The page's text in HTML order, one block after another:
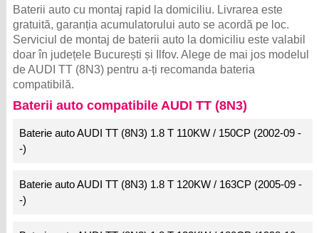
Baterii auto cu montaj rapid la domiciliu. Livrarea este
gratuită, garanția acumulatorului auto se acordă pe loc.
Serviciul de montaj de baterii auto la domiciliu este valabil
doar în județele București și Ilfov. Alege de mai jos modelul
de AUDI TT (8N3) pentru a-ți recomanda bateria
compatibilă.
Baterii auto compatibile AUDI TT (8N3)
Baterie auto AUDI TT (8N3) 1.8 T 110KW / 150CP (2002-09 -
-)
Baterie auto AUDI TT (8N3) 1.8 T 120KW / 163CP (2005-09 -
-)